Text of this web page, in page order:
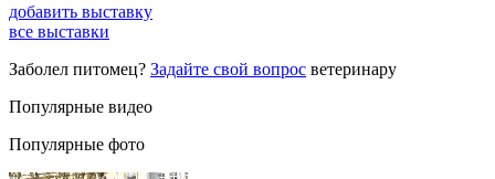
добавить выставку
все выставки
Заболел питомец? Задайте свой вопрос ветеринару
Популярные видео
Популярные фото